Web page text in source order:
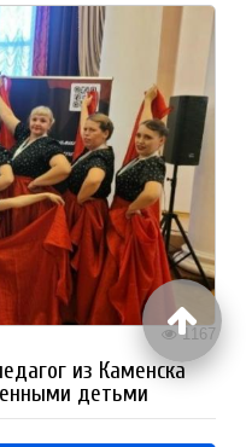
1167
из Каменска
детьми